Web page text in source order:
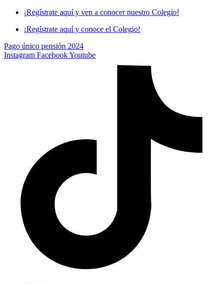
Skip
content
¡Regístrate aquí y ven a conocer nuestro Colegio!
¡Regístrate aquí y conoce el Colegio!
Pago único pensión 2024
Instagram FacebookYoutube